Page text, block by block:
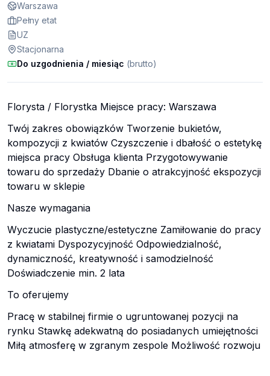
Warszawa
Pełny etat
UZ
Stacjonarna
Do uzgodnienia / miesiąc (brutto)
Florysta / Florystka Miejsce pracy: Warszawa
Twój zakres obowiązków Tworzenie bukietów,
kompozycji z kwiatów Czyszczenie i dbałość o estetykę
miejsca pracy Obsługa klienta Przygotowywanie
towaru do sprzedaży Dbanie o atrakcyjność ekspozycji
towaru w sklepie
Nasze wymagania
Wyczucie plastyczne/estetyczne Zamiłowanie do pracy
z kwiatami Dyspozycyjność Odpowiedzialność,
dynamiczność, kreatywność i samodzielność
Doświadczenie min. 2 lata
To oferujemy
Pracę w stabilnej firmie o ugruntowanej pozycji na
rynku Stawkę adekwatną do posiadanych umiejętności
Miłą atmosferę w zgranym zespole Możliwość rozwoju